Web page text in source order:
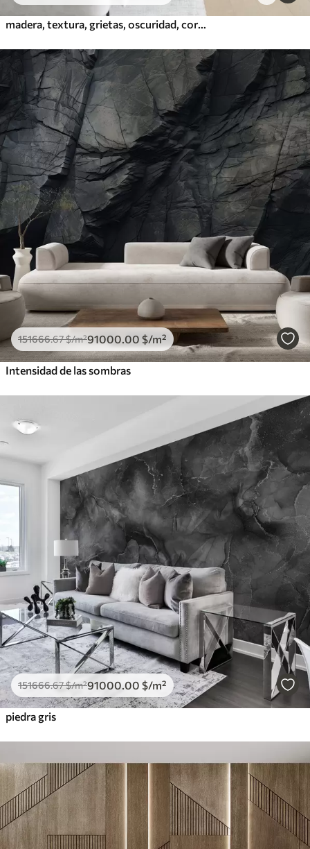
151666.67$/m²91000 .00 $/m²
Intensidad de las sombras
151666.67$/m²91000.00 $/m²
piedra gris